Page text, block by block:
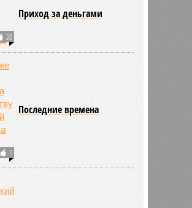
20
Приход за деньгами
1
Последние времена